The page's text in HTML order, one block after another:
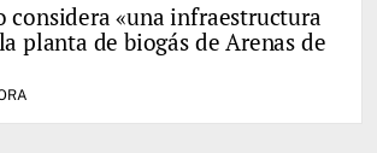
considera «una infraestructura
planta de biogás de Arenas de